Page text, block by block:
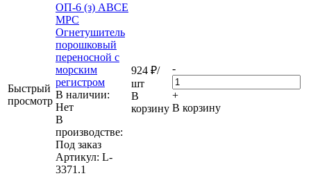
Быстрый
просмотр
ОП-6 (з) АВСЕ
МРС
Огнетушитель
порошковый
переносной с
морским
регистром
В наличии:
Нет
В
производстве:
Под заказ
Артикул: L-
3371.1
924 ₽/
шт
В
корзину
-
+
В корзину